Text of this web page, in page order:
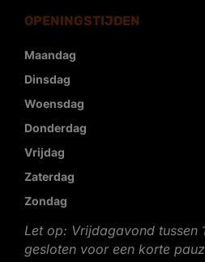
OPENINGSTIJDEN
Maandag
Dinsdag
Woensdag
Donderdag
Vrijdag
Zaterdag
Zondag
Let op: Vrijdagavond tussen
gesloten voor een korte